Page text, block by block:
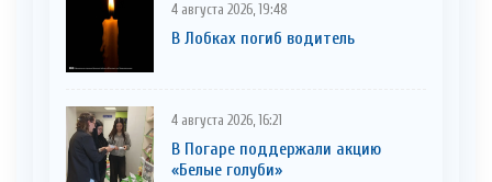
4 августа 2026, 19:48
В Лобках погиб водитель
4 августа 2026, 16:21
В Погаре поддержали акцию
«Белые голуби»